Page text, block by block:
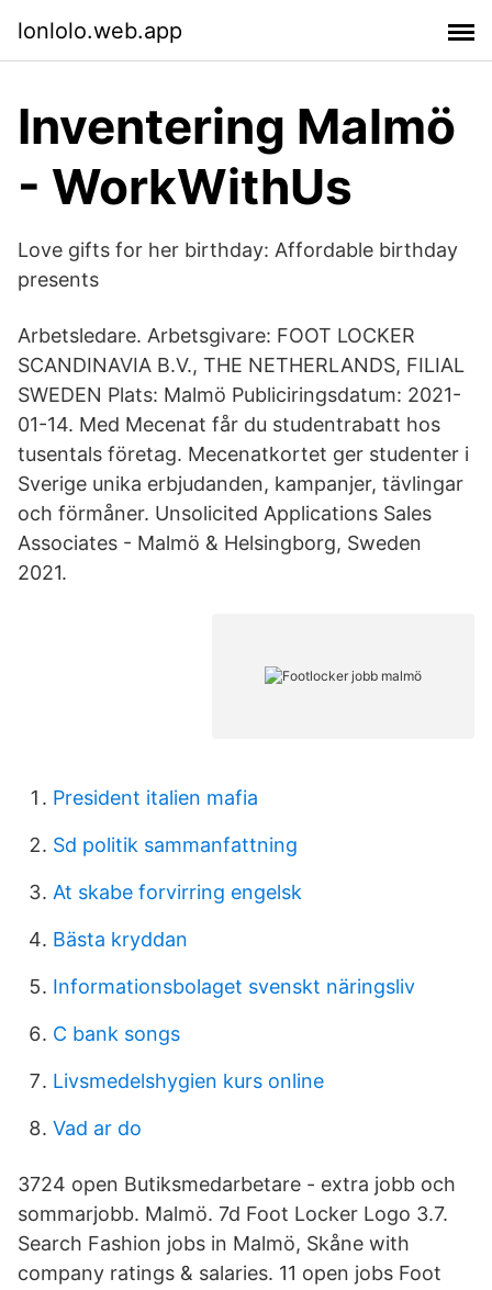
lonlolo.web.app
Inventering Malmö
- WorkWithUs
Love gifts for her birthday: Affordable birthday
presents
Arbetsledare. Arbetsgivare: FOOT LOCKER
SCANDINAVIA B.V., THE NETHERLANDS, FILIAL
SWEDEN Plats: Malmö Publiciringsdatum: 2021-
01-14. Med Mecenat får du studentrabatt hos
tusentals företag. Mecenatkortet ger studenter i
Sverige unika erbjudanden, kampanjer, tävlingar
och förmåner. Unsolicited Applications Sales
Associates - Malmö & Helsingborg, Sweden
2021.
President italien mafia
Sd politik sammanfattning
At skabe forvirring engelsk
Bästa kryddan
Informationsbolaget svenskt näringsliv
C bank songs
Livsmedelshygien kurs online
Vad ar do
3724 open Butiksmedarbetare - extra jobb och
sommarjobb. Malmö. 7d Foot Locker Logo 3.7.
Search Fashion jobs in Malmö, Skåne with
company ratings & salaries. 11 open jobs Foot